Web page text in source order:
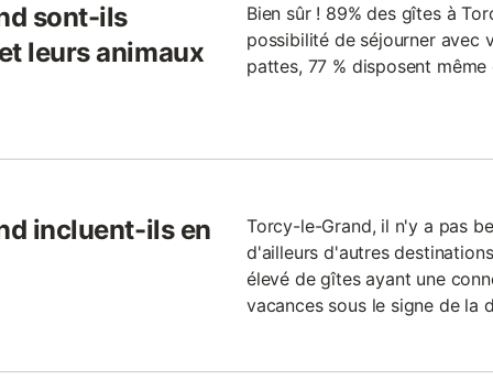
sont-ils
leurs animaux
Bien sûr ! 89% des gîtes à
possibilité de séjourner avec
pattes, 77 % disposent
incluent-ils en
Torcy-le-Grand, il n'y a pas
d'ailleurs d'autres
élevé de gîtes ayant une
vacances sous le signe de la